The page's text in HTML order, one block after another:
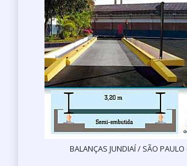
BALANÇAS JUNDIAÍ / SÃO PAULO